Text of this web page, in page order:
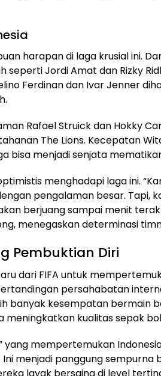
harapan di laga krusial ini.
Jordi Amat dan Rizky
Ferdinan dan Ivar Jenner
Rafael Struick dan Hokky
The Lions. Kecepatan
bisa menjadi senjata
menghadapi laga ini.
pengalaman besar. Tapi,
berjuang sampai menit
menegaskan determinasi
Pembuktian Diri
dari FIFA untuk
persahabatan
banyak kesempatan bermain
kualitas sepak
yang mempertemukan
menjadi panggung sempurna